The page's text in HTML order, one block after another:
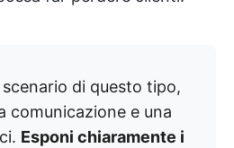
di questo tipo,
comunicazione e una
Esponi chiaramente i